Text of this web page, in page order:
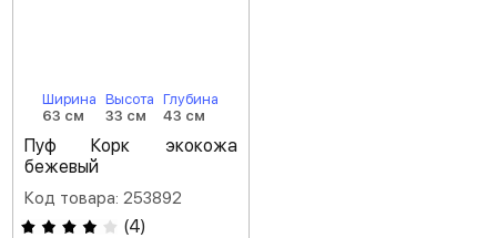
Ширина
63 см
Высота
33 см
Глубина
43 см
Пуф Корк экокожа
бежевый
Код товара: 253892
(4)